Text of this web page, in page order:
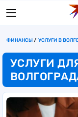
ФИНАНСЫ УСЛУГИ В
УСЛУГИ